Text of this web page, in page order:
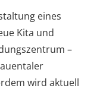
eines
Kita und
–
wird aktuell